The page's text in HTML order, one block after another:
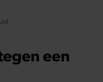
een